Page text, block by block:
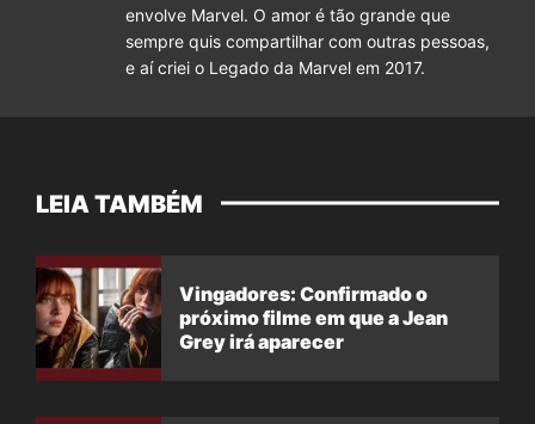
envolve Marvel. O amor é tão grande que
sempre quis compartilhar com outras pessoas,
e aí criei o Legado da Marvel em 2017.
LEIA TAMBÉM
Vingadores: Confirmado o
próximo filme em que a Jean
Grey irá aparecer